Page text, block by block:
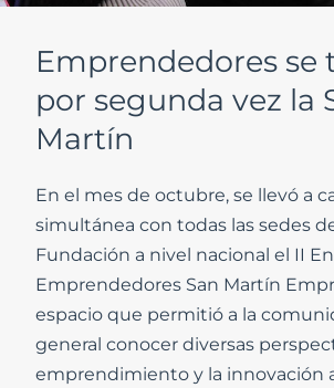
Emprendedores se
por segunda vez la
Martín
En el mes de octubre, se llevó a
simultánea con todas las sedes
Fundación a nivel nacional el II
Emprendedores San Martín
espacio que permitió a la
general conocer diversas
emprendimiento y la innovación